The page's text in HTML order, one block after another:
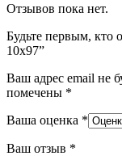
Отзывов пока нет.
Будьте первым, кто
10х97”
Ваш адрес email не
помечены *
Ваша оценка *
Ваш отзыв *